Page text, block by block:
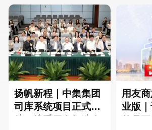
扬帆新程｜中集集团
司库系统项目正式启
用友
业版